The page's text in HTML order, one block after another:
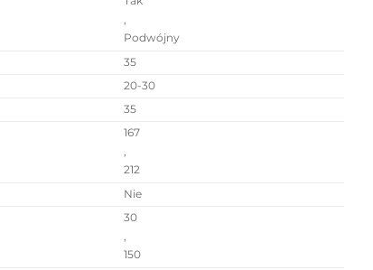
Podwójny
35
20-30
35
167
212
Nie
30
150